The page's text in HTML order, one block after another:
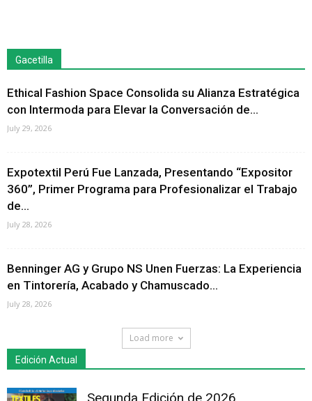
Gacetilla
Ethical Fashion Space Consolida su Alianza Estratégica
con Intermoda para Elevar la Conversación de...
July 29, 2026
Expotextil Perú Fue Lanzada, Presentando “Expositor
360”, Primer Programa para Profesionalizar el Trabajo
de...
July 28, 2026
Benninger AG y Grupo NS Unen Fuerzas: La Experiencia
en Tintorería, Acabado y Chamuscado...
July 28, 2026
Load more
Edición Actual